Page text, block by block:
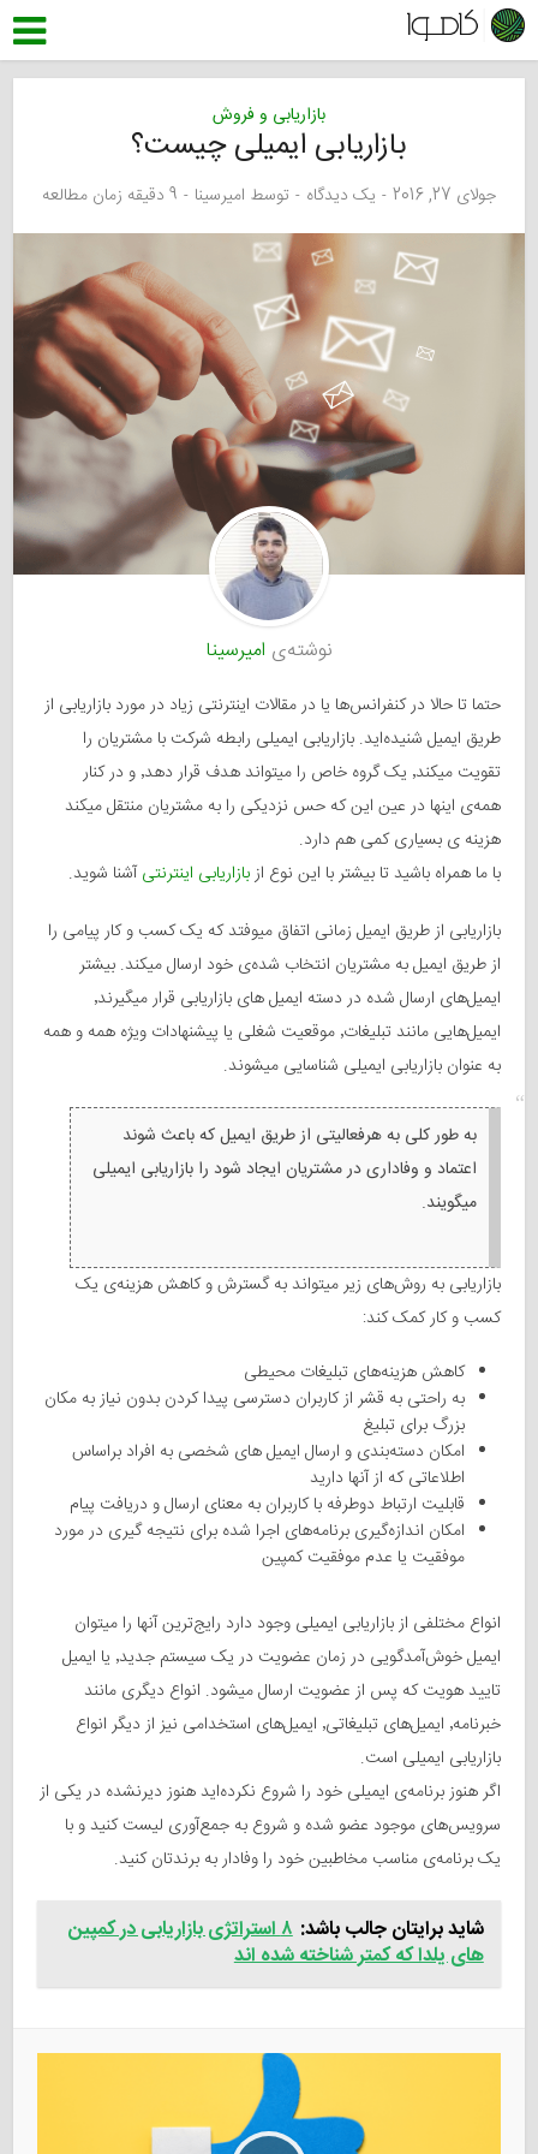
بازاریابی و فروش
بازاریابی ایمیلی چیست؟
جولای 27, 2016 یک دیدگاه توسط امیرسینا 9 دقیقه زمان مطالعه
نوشته‌ی امیرسینا
حتما تا حالا در کنفرانس‌ها یا در مقالات اینترنتی زیاد در مورد بازاریابی از
طریق ایمیل شنیده‌اید. بازاریابی ایمیلی رابطه شرکت با مشتریان را
تقویت میکند٬ یک گروه خاص را میتواند هدف قرار دهد٬ و در کنار
همه‌ی اینها در عین این که حس نزدیکی را به مشتریان منتقل میکند
هزینه ی بسیاری کمی هم دارد.
با ما همراه باشید تا بیشتر با این نوع ازبازاریابی اینترنتیآشنا شوید.
بازاریابی از طریق ایمیل زمانی اتفاق میوفتد که یک کسب و کار پیامی را
از طریق ایمیل به مشتریان انتخاب شده‌ی خود ارسال میکند. بیشتر
ایمیل‌های ارسال شده در دسته ایمیل های بازاریابی قرار میگیرند٬
ایمیل‌هایی مانند تبلیغات٬ موقعیت شغلی یا پیشنهادات ویژه همه و همه
به عنوان بازاریابی ایمیلی شناسایی میشوند.
به طور کلی به هرفعالیتی از طریق ایمیل که باعث شوند
اعتماد و وفاداری در مشتریان ایجاد شود را بازاریابی ایمیلی
میگویند.
بازاریابی به روش‌های زیر میتواند به گسترش و کاهش هزینه‌ی یک
کسب و کار کمک کند:
کاهش هزینه‌های تبلیغات محیطی
به راحتی به قشر از کاربران دسترسی پیدا کردن بدون نیاز به مکان
بزرگ برای تبلیغ
امکان دسته‌بندی و ارسال ایمیل های شخصی به افراد براساس
اطلاعاتی که از آنها دارید
قابلیت ارتباط دوطرفه با کاربران به معنای ارسال و دریافت پیام
امکان اندازه‌گیری برنامه‌های اجرا شده برای نتیجه گیری در مورد
موفقیت یا عدم موفقیت کمپین
انواع مختلفی از بازاریابی ایمیلی وجود دارد رایج‌ترین آنها را میتوان
ایمیل خوش‌آمدگویی در زمان عضویت در یک سیستم جدید٬ یا ایمیل
تایید هویت که پس از عضویت ارسال میشود. انواع دیگری مانند
خبرنامه٬ ایمیل‌های تبلیغاتی٬ ایمیل‌های استخدامی نیز از دیگر انواع
بازاریابی ایمیلی است.
اگر هنوز برنامه‌ی ایمیلی خود را شروع نکرده‌اید هنوز دیرنشده در یکی از
سرویس‌های موجود عضو شده و شروع به جمع‌آوری لیست کنید و با
یک برنامه‌ی مناسب مخاطبین خود را وفادار به برندتان کنید.
شاید برایتان جالب باشد:
۸ استراتژی بازاریابی در کمپین
های یلدا که کمتر شناخته شده اند